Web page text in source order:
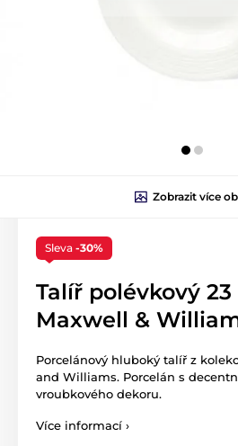
Zobrazit více
Sleva -30%
Talíř polévkový
Maxwell &
Porcelánový hluboký talíř z
and Williams. Porcelán s
vroubkového dekoru.
Více informací ›